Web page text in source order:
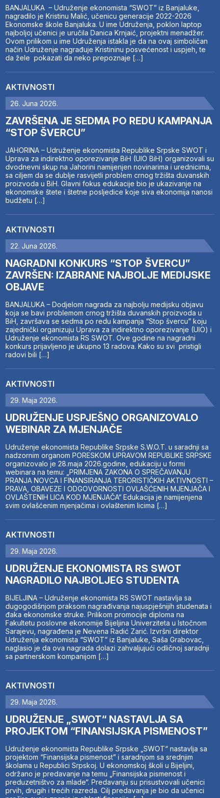
BANJALUKA – Udruženje ekonomista “SWOT” iz Banjaluke,
nagradilo je Kristinu Malić, učenicu generacije 2022-2026
Ekonomske škole Banjaluka. U ime Udruženja, poklon laptop
najboljoj učenici je uručila Danica Krnjaić, projektni menadžer.
Ovom prilikom u ime Udruženja istakla je da na ovaj simboličan
način Udruženje nagrađuje Kristininu posvećenost i uspjeh, te
da žele pokazati da neko prepoznaje […]
AKTIVNOSTI
26. Juna 2026.
ZAVRŠENA JE SEDMA PO REDU KAMPANJA
“STOP ŠVERCU”
JAHORINA – Udruženje ekonomista Republike Srpske SWOT i
Uprava za indirektno oporezivanje BiH (UIO BiH) organizovali su
dvodnevni skup na Jahorini namijenjen novinarima i urednicima,
sa ciljem da se dublje rasvijetli problem crnog tržišta duvanskih
proizvoda u BiH. Glavni fokus edukacije bio je ukazivanje na
ekonomske štete i štetne posljedice koje siva ekonomija nanosi
budžetu […]
AKTIVNOSTI
22. Juna 2026.
NAGRADNI KONKURS “STOP ŠVERCU”
ZAVRŠEN: IZABRANE NAJBOLJE MEDIJSKE
OBJAVE
BANJALUKA – Dodjelom nagrada za najbolju medijsku objavu
koja se bavi problemom crnog tržišta duvanskih proizvoda u
BiH, završava se sedma po redu kampanja “Stop švercu” koju
zajednički organizuju Uprava za indirektno oporezivanje (UIO) i
Udruženje ekonomista RS SWOT. Ove godine na nagradni
konkurs prijavljeno je ukupno 13 radova. Kako su svi pristigli
radovi bili […]
AKTIVNOSTI
29. Maja 2026.
UDRUŽENJE USPJEŠNO ORGANIZOVALO
WEBINAR ZA MJENJAČE
Udruženje ekonomista Republike Srpske S.W.O.T. u saradnji sa
nadzornim organom PORESKOM UPRAVOM REPUBLIKE SRPSKE
organizovalo je 28.maja 2026.godine, edukaciju u formi
webinara na temu: „PRIMJENA ZAKONA O SPREČAVANJU
PRANJA NOVCA I FINANSIRANJA TERORISTIČKIH AKTIVNOSTI –
PRAVA, OBAVEZE I ODGOVORNOSTI OVLAŠĆENIH MJENJAČA I
OVLAŠTENIH LICA KOD MJENJAČA“ Edukacija je namijenjena
svim ovlašćenim mjenjačima i ovlaštenim licima […]
AKTIVNOSTI
29. Maja 2026.
UDRUŽENJE EKONOMISTA RS SWOT
NAGRADILO NAJBOLJEG STUDENTA
BIJELJINA – Udruženje ekonomista RS SWOT nastavlja sa
dugogodišnjom praksom nagrađivanja najuspješnijih studenata i
đaka ekonomske struke. Prilikom promocije diploma na
Fakultetu poslovne ekonomije Bijeljina Univerziteta u Istočnom
Sarajevu, nagrađena je Nevena Radić Zarić. Izvršni direktor
Udruženja ekonomista “SWOT” iz Banjaluke, Saša Grabovac,
naglasio je da ova nagrada dolazi zahvaljujući odličnoj saradnji
sa partnerskom kompanijom […]
AKTIVNOSTI
29. Maja 2026.
UDRUŽENJE „SWOT“ NASTAVLJA SA
PROJEKTOM “FINANSIJSKA PISMENOST”
Udruženje ekonomista Republike Srpske „SWOT“ nastavlja sa
projektom “Finansijska pismenost” i saradnjom sa srednjim
školama u Republici Srpskoj. U ekonomskoj školi u Bijeljini,
održano je predavanje na temu „Finansijska pismenost i
preduzetništvo za mlade“. Predavanju su prisustvovali učenici
prvih, drugih i trećih razreda. Cilj predavanja je bio da učenici